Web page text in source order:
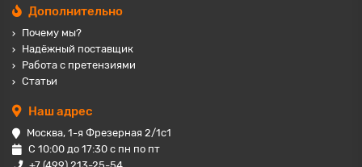
Дополнительно
Почему мы?
Надёжный поставщик
Работа с претензиями
Статьи
Наш адрес
Москва, 1-я Фрезерная 2/1с1
С 10:00 до 17:30 с пн по пт